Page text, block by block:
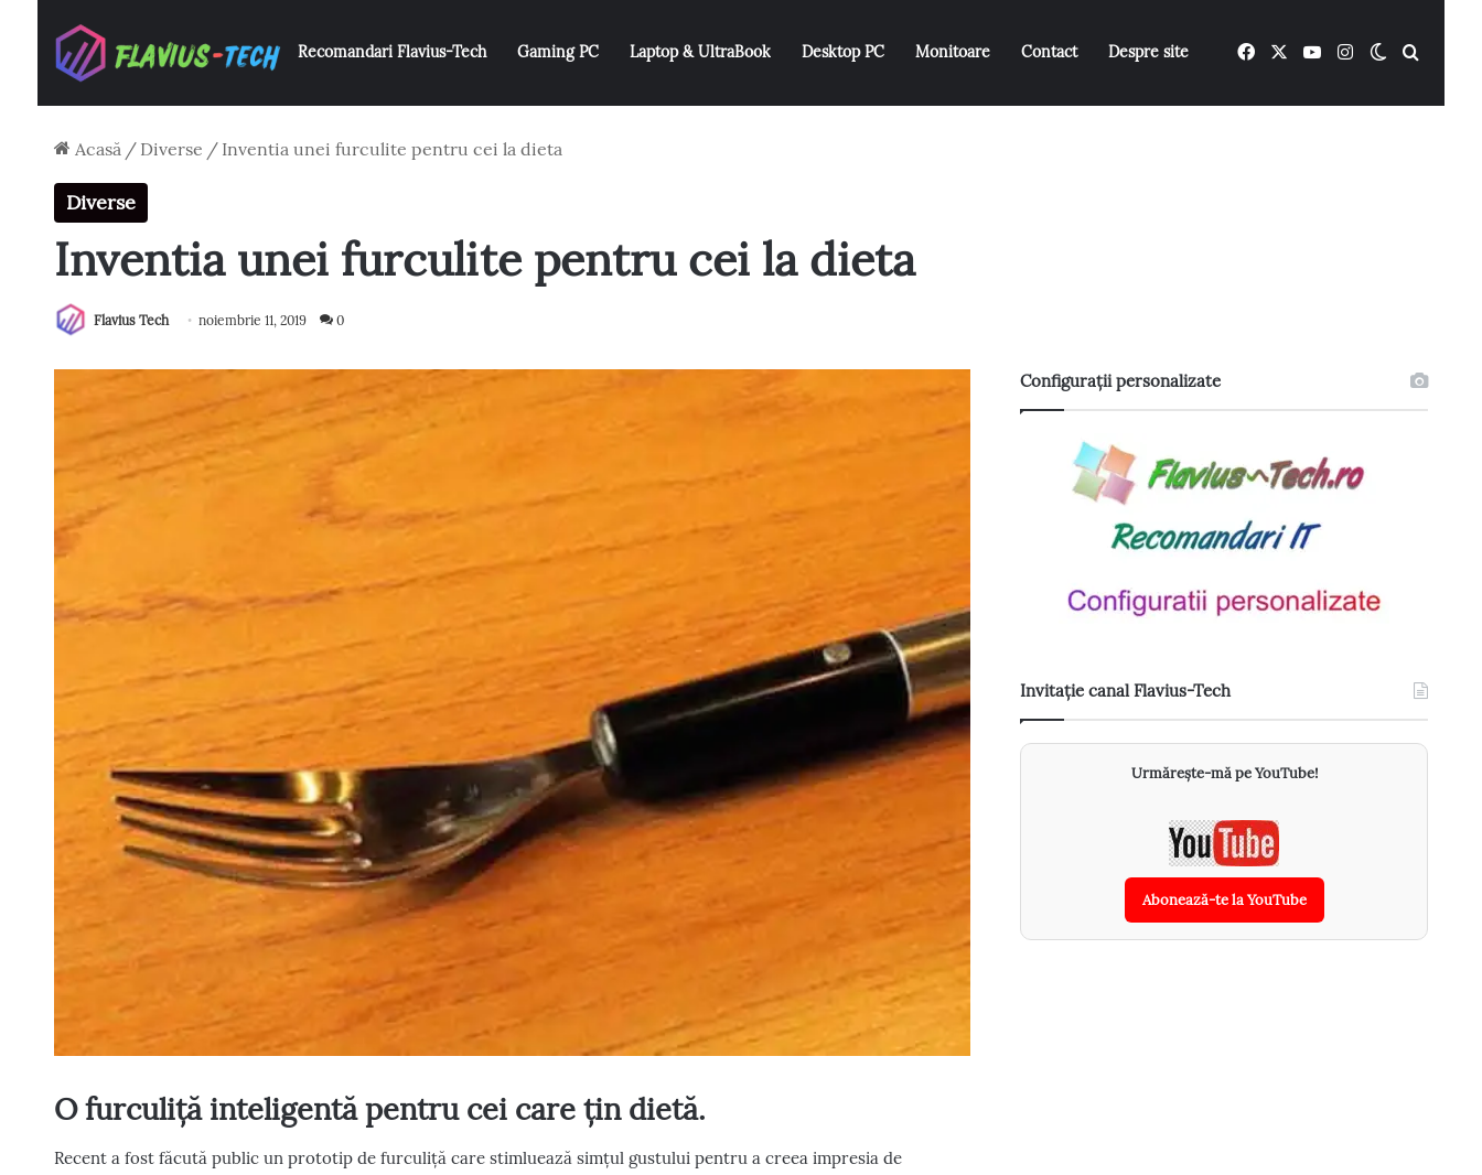
Recomandari Flavius-Tech Gaming PC Laptop & UltraBook Desktop PC Monitoare Contact Despre site FacebookYouTubeInstagramSwitch skin
Acasă / Diverse / Inventia unei furculite pentru cei la dieta
Diverse
Inventia unei furculite pentru cei la dieta
Flavius Tech noiembrie 11, 2019 0
O furculiță inteligentă pentru cei care țin dietă.
Recent a fost făcută public un prototip de furculiță care stimluează simțul gustului pentru a creea impresia de
Configurații personalizate
Invitație canal Flavius-Tech
Urmărește-mă pe YouTube!
Abonează-te la YouTube